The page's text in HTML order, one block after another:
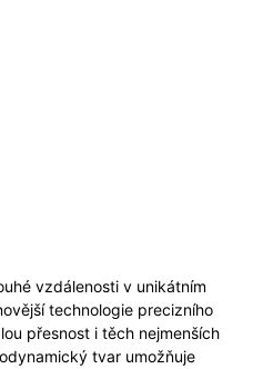
vzdálenosti v unikátním
technologie precizního
přesnost i těch nejmenších
tvar umožňuje